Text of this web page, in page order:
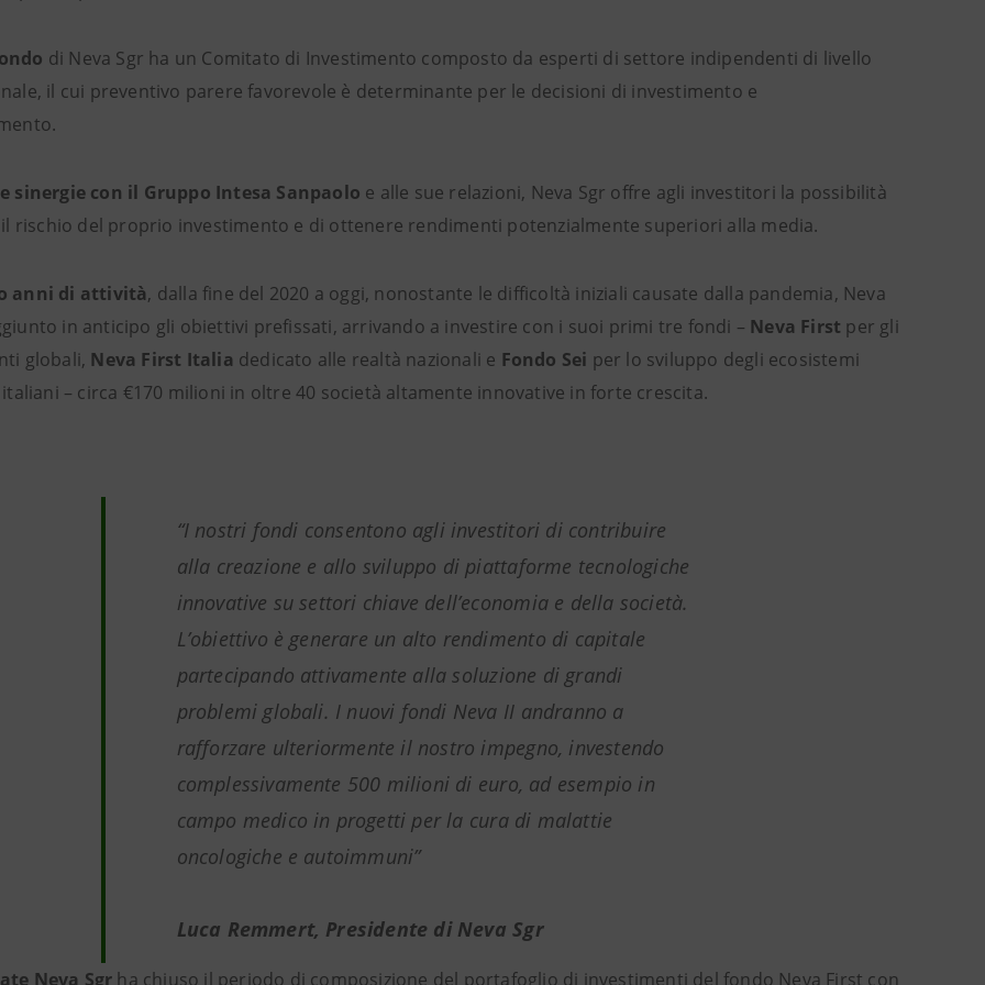
di Neva Sgr ha un Comitato di Investimento composto da esperti di settore indipendenti di livello
il cui preventivo parere favorevole è determinante per le decisioni di investimento e
sinergie con il Gruppo Intesa Sanpaolo e alle sue relazioni, Neva Sgr offre agli investitori la possibilità
rischio del proprio investimento e di ottenere rendimenti potenzialmente superiori alla media.
anni di attività, dalla fine del 2020 a oggi, nonostante le difficoltà iniziali causate dalla pandemia, Neva
in anticipo gli obiettivi prefissati, arrivando a investire con i suoi primi tre fondi – Neva First per gli
globali, Neva First Italia dedicato alle realtà nazionali e Fondo Sei per lo sviluppo degli ecosistemi
– circa €170 milioni in oltre 40 società altamente innovative in forte crescita.
“I nostri fondi consentono agli investitori di contribuire
alla creazione e allo sviluppo di piattaforme tecnologiche
innovative su settori chiave dell’economia e della società.
L’obiettivo è generare un alto rendimento di capitale
partecipando attivamente alla soluzione di grandi
problemi globali. I nuovi fondi Neva II andranno a
rafforzare ulteriormente il nostro impegno, investendo
complessivamente 500 milioni di euro, ad esempio in
campo medico in progetti per la cura di malattie
oncologiche e autoimmuni”
Luca Remmert, Presidente di Neva Sgr
Neva Sgr ha chiuso il periodo di composizione del portafoglio di investimenti del fondo Neva First con